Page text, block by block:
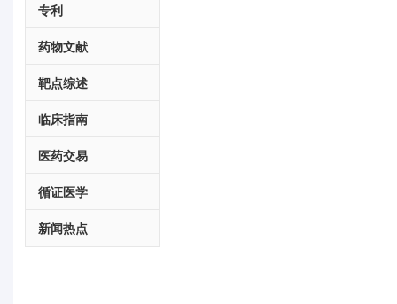
专利
药物文献
靶点综述
临床指南
医药交易
循证医学
新闻热点